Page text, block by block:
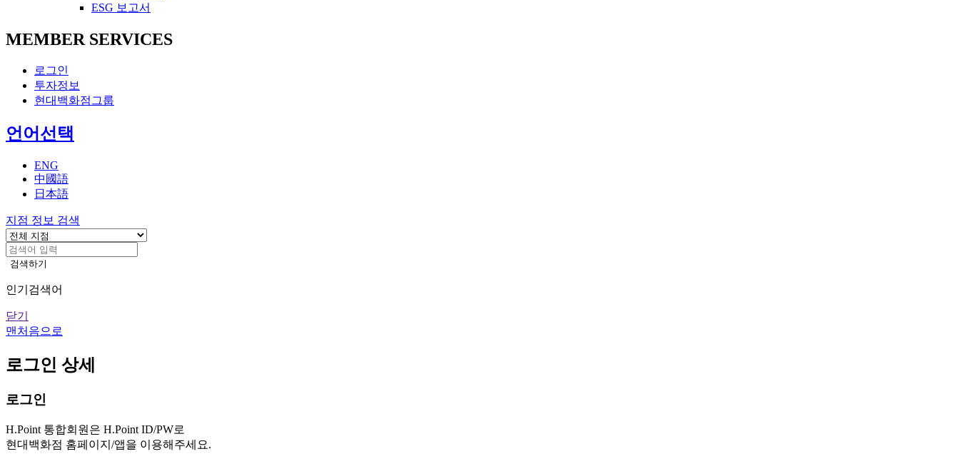
ESG 보고서
MEMBER SERVICES
로그인
투자정보
현대백화점그룹
언어선택
ENG
中國語
日本語
지점 정보 검색
검색하기
인기검색어
닫기
맨처음으로
로그인 상세
로그인
H.Point 통합회원은 H.Point ID/PW로
현대백화점 홈페이지/앱을 이용해주세요.